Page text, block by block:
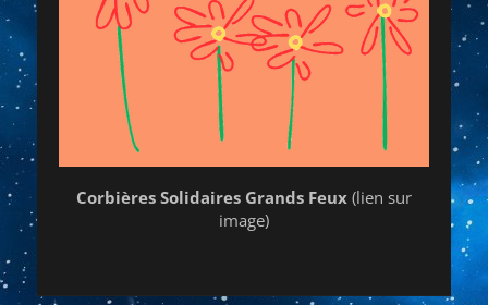
Corbières Solidaires Grands Feux (lien sur
image)